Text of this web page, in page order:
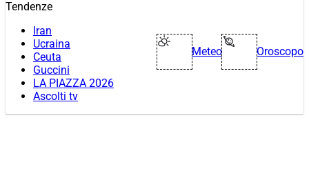
Tendenze
Iran
Ucraina
Ceuta
Guccini
LA PIAZZA 2026
Ascolti tv
Meteo Oroscopo